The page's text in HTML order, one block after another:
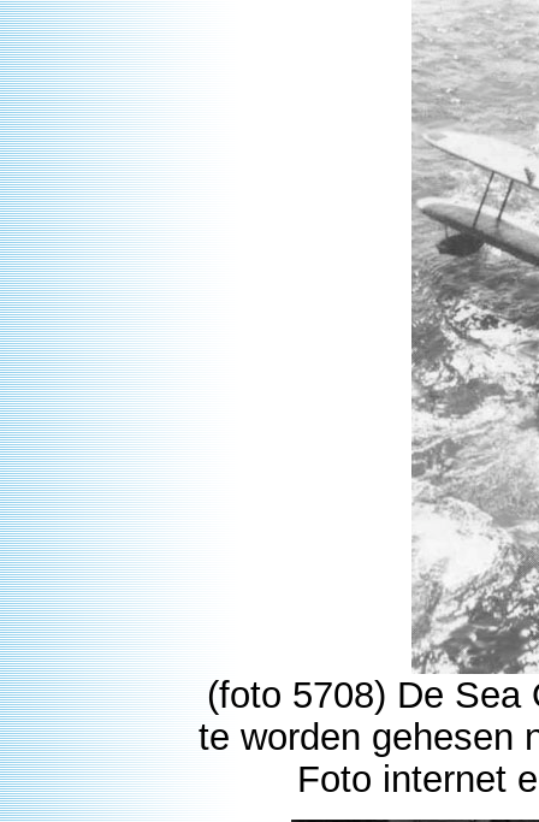
(foto 5708) De Sea
te worden gehesen
Foto internet